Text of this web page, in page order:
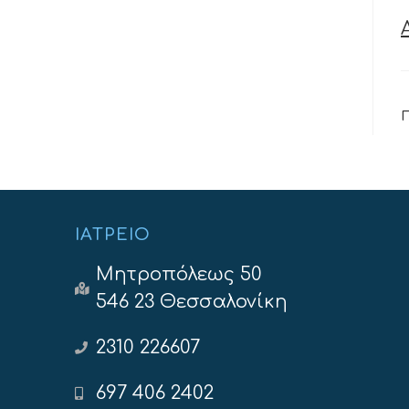
ΙΑΤΡΕΊΟ
Μητροπόλεως 50
546 23 Θεσσαλονίκη
2310 226607
697 406 2402